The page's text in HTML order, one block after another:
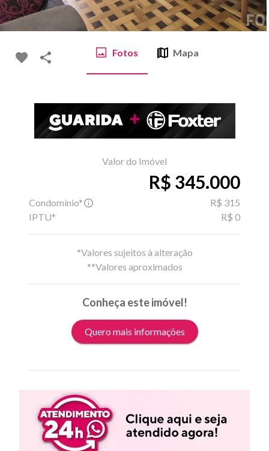
Fotos Mapa
Valor do Imóvel
R$ 345.000
Condomínio*
R$ 315
IPTU*
R$ 0
*Valores sujeitos à alteração
**Valores aproximados
Conheça este imóvel!
Quero mais informações